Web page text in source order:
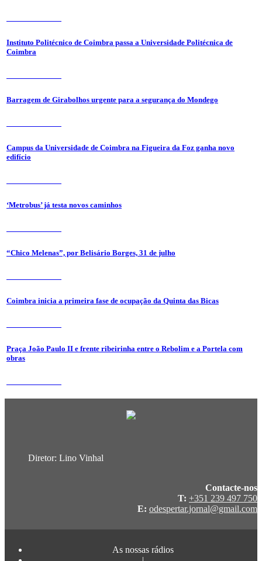
Instituto Politécnico de Coimbra passa a Universidade Politécnica de
Coimbra
Barragem de Girabolhos urgente para a segurança do Mondego
Campus da Universidade de Coimbra na Figueira da Foz ganha novo
edifício
‘Metrobus’ já testa novos caminhos
“Chico Melenas”, por Belisário Borges, 31 de julho
Coimbra inicia a primeira fase de ocupação da Quinta das Bicas
Praça João Paulo II e frente ribeirinha entre o Rebolim e a Portela com
obras
Diretor: Lino Vinhal
Contacte-nos
T: +351 239 497 750
E: odespertar.jornal@gmail.com
As nossas rádios